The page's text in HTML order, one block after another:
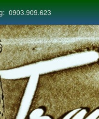
0903.909.623